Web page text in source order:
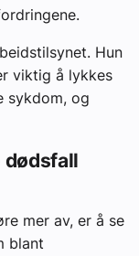
Hun
viktig å lykkes
sykdom, og
dødsfall
mer av, er å se
blant